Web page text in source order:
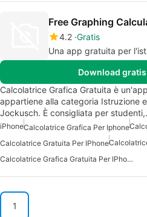
Free Graphing
4.2 Gratis
Una app gratuita per
Download
Calcolatrice Grafica Gratuita è
appartiene alla categoria Istruzione
Jockusch. È consigliata per
iPhoneCalcolatrice Grafica Per Iphone
Calcolatrice Gratuita Per IPhone
Calcolatrice Grafica Gratuita Per IPhone
1